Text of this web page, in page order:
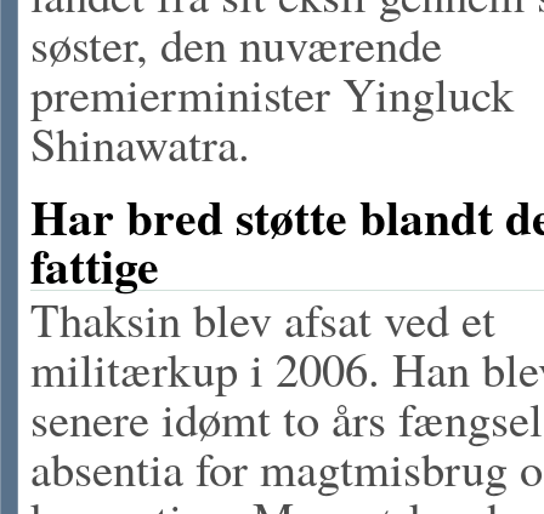
søster, den nuværende
premierminister Yingluck
Shinawatra.
Har bred støtte blandt
fattige
Thaksin blev afsat ved et
militærkup i 2006. Han
senere idømt to års
absentia for magtmisbrug